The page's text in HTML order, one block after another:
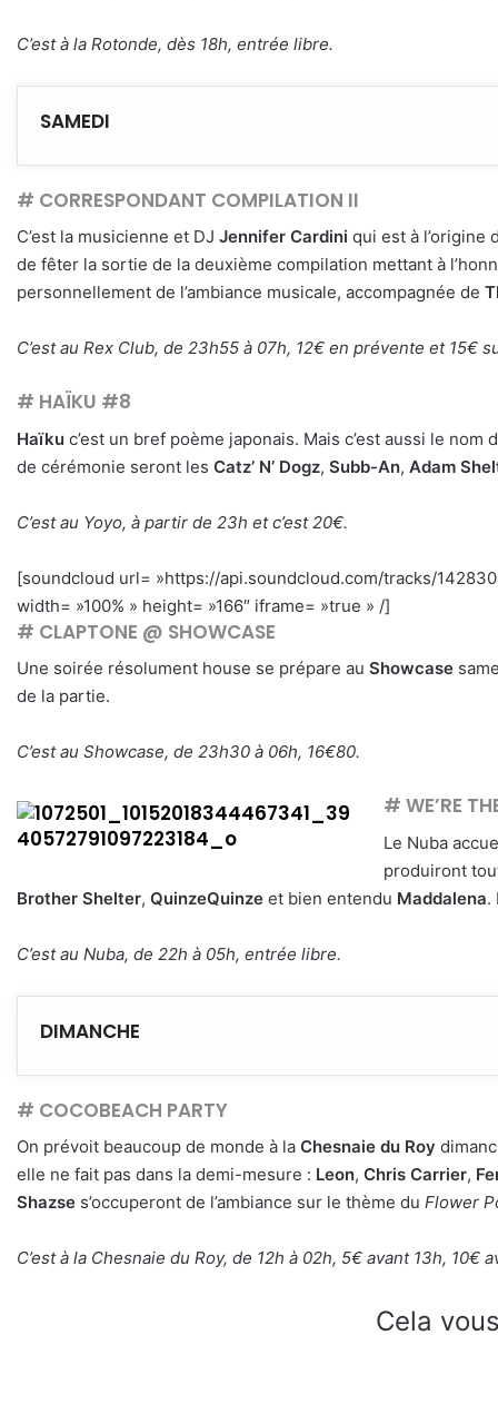
C’est à la Rotonde, dès 18h, entrée libre.
SAMEDI
# CORRESPONDANT COMPILATION II
C’est la musicienne et DJ Jennifer Cardini qui est à l’origine
de fêter la sortie de la deuxième compilation mettant à
personnellement de l’ambiance musicale, accompagnée de
C’est au Rex Club, de 23h55 à 07h, 12€ en prévente et 15€
# HAÏKU #8
Haïku c’est un bref poème japonais. Mais c’est aussi le
de cérémonie seront les Catz’ N’ Dogz, Subb-An, Adam
C’est au Yoyo, à partir de 23h et c’est 20€.
[soundcloud url= »https://api.soundcloud.com/tracks/
width= »100% » height= »166″ iframe= »true » /]
# CLAPTONE @ SHOWCASE
Une soirée résolument house se prépare au Showcase
de la partie.
C’est au Showcase, de 23h30 à 06h, 16€80.
# WE’RE
Le Nuba
produiront
Brother Shelter, QuinzeQuinze et bien entendu Maddalena.
C’est au Nuba, de 22h à 05h, entrée libre.
DIMANCHE
# COCOBEACH PARTY
On prévoit beaucoup de monde à la Chesnaie du Roy
elle ne fait pas dans la demi-mesure : Leon, Chris Carrier,
Shazse s’occuperont de l’ambiance sur le thème du Flower
C’est à la Chesnaie du Roy, de 12h à 02h, 5€ avant 13h, 10€
Cela